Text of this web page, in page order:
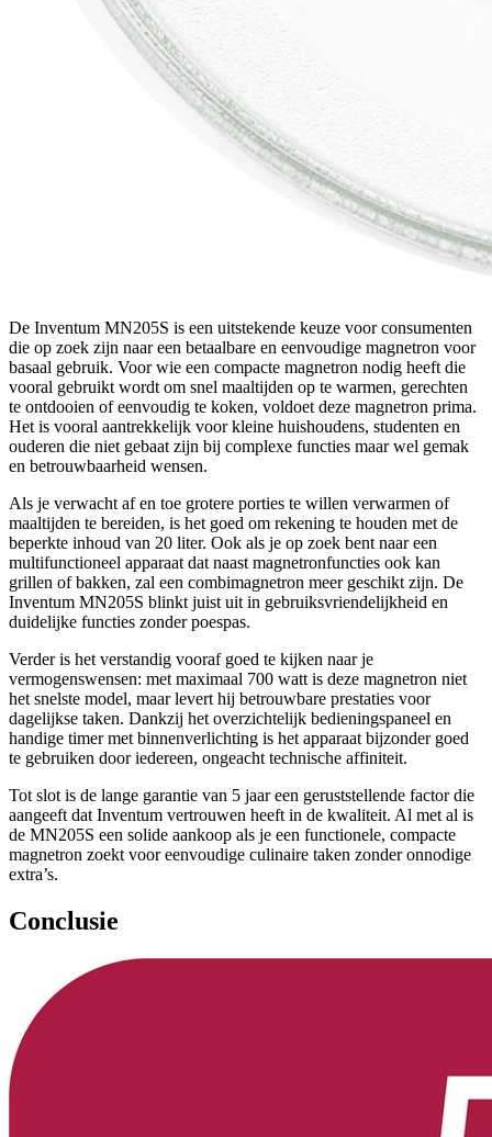
De Inventum MN205S is een uitstekende keuze voor consumenten
die op zoek zijn naar een betaalbare en eenvoudige magnetron voor
basaal gebruik. Voor wie een compacte magnetron nodig heeft die
vooral gebruikt wordt om snel maaltijden op te warmen, gerechten
te ontdooien of eenvoudig te koken, voldoet deze magnetron prima.
Het is vooral aantrekkelijk voor kleine huishoudens, studenten en
ouderen die niet gebaat zijn bij complexe functies maar wel gemak
en betrouwbaarheid wensen.
Als je verwacht af en toe grotere porties te willen verwarmen of
maaltijden te bereiden, is het goed om rekening te houden met de
beperkte inhoud van 20 liter. Ook als je op zoek bent naar een
multifunctioneel apparaat dat naast magnetronfuncties ook kan
grillen of bakken, zal een combimagnetron meer geschikt zijn. De
Inventum MN205S blinkt juist uit in gebruiksvriendelijkheid en
duidelijke functies zonder poespas.
Verder is het verstandig vooraf goed te kijken naar je
vermogenswensen: met maximaal 700 watt is deze magnetron niet
het snelste model, maar levert hij betrouwbare prestaties voor
dagelijkse taken. Dankzij het overzichtelijk bedieningspaneel en
handige timer met binnenverlichting is het apparaat bijzonder goed
te gebruiken door iedereen, ongeacht technische affiniteit.
Tot slot is de lange garantie van 5 jaar een geruststellende factor die
aangeeft dat Inventum vertrouwen heeft in de kwaliteit. Al met al is
de MN205S een solide aankoop als je een functionele, compacte
magnetron zoekt voor eenvoudige culinaire taken zonder onnodige
extra’s.
Conclusie